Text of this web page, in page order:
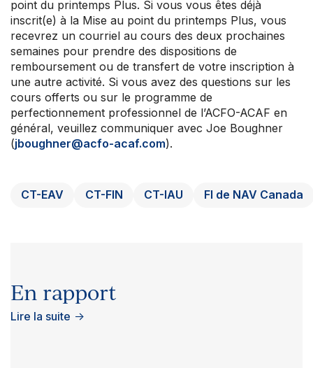
point du printemps Plus. Si vous vous êtes déjà
inscrit(e) à la Mise au point du printemps Plus, vous
recevrez un courriel au cours des deux prochaines
semaines pour prendre des dispositions de
remboursement ou de transfert de votre inscription à
une autre activité. Si vous avez des questions sur les
cours offerts ou sur le programme de
perfectionnement professionnel de l’ACFO-ACAF en
général, veuillez communiquer avec Joe Boughner
(jboughner@acfo-acaf.com).
CT-EAV CT-FIN CT-IAU FI de NAV Canada
En rapport
Lire la suite →